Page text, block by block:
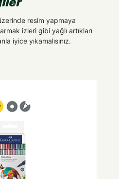
resim yapmaya
izleri gibi yağlı artıkları
iyice yıkamalısınız.